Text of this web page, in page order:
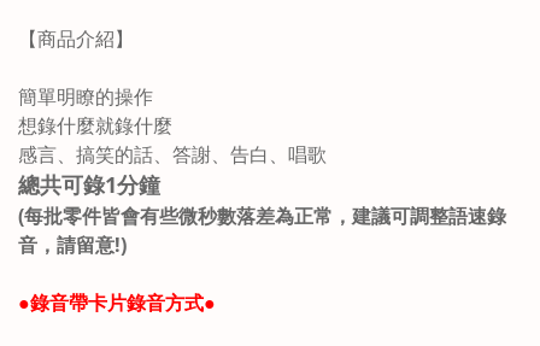
【商品介紹】
簡單明瞭的操作
想錄什麼就錄什麼
感言、搞笑的話、答謝、告白、唱歌
總共可錄1分鐘
(每批零件皆會有些微秒數落差為正常，建議可調整語速錄
音，請留意!)
●錄音帶卡片錄音方式●